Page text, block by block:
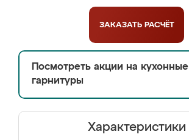
ЗАКАЗАТЬ РАСЧЁТ
Посмотреть акции на кухонные
гарнитуры
Характеристики